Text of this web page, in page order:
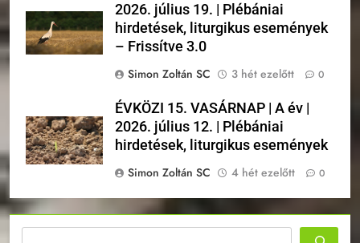
2026. július 19. | Plébániai
hirdetések, liturgikus események
– Frissítve 3.0
Simon Zoltán SC
3 hét ezelőtt 0
ÉVKÖZI 15. VASÁRNAP | A év |
2026. július 12. | Plébániai
hirdetések, liturgikus események
Simon Zoltán SC
4 hét ezelőtt 0